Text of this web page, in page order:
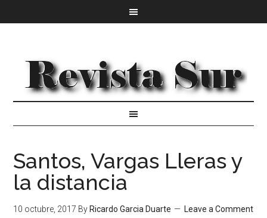
Santos, Vargas Lleras y
la distancia
10 octubre, 2017 By Ricardo Garcia Duarte Leave a Comment